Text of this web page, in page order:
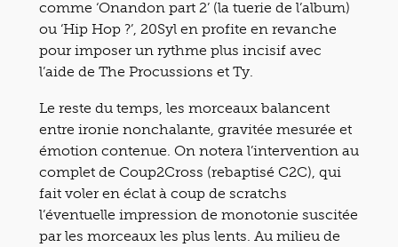
comme ‘Onandon part 2’ (la tuerie de l’album)
ou ‘Hip Hop ?’, 20Syl en profite en revanche
pour imposer un rythme plus incisif avec
l’aide de The Procussions et Ty.
Le reste du temps, les morceaux balancent
entre ironie nonchalante, gravitée mesurée et
émotion contenue. On notera l’intervention au
complet de Coup2Cross (rebaptisé C2C), qui
fait voler en éclat à coup de scratchs
l’éventuelle impression de monotonie suscitée
par les morceaux les plus lents. Au milieu de